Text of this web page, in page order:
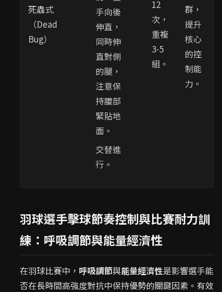
死蟲式
（Dead
Bug）
手向後
伸直，
同時伸
直對側
的腿，
注意保
持腰部
緊貼地
面。
交替進
行。
12
次，
重複
3-5
組。
群，
提升
核心
的控
制能
力。
羽球選手擊球節奏控制與比賽耐力訓
練：呼吸調節與能量經濟性
在羽球比賽中， 呼吸調節與能量經濟性是影響選手能
否在長時間高強度對抗中保持優勢的關鍵因素。有效